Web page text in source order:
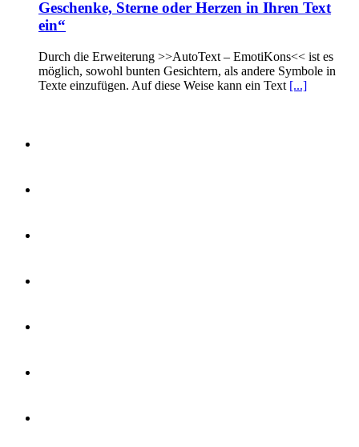
Geschenke, Sterne oder Herzen in Ihren Text
ein“
Durch die Erweiterung >>AutoText – EmotiKons<< ist es
möglich, sowohl bunten Gesichtern, als andere Symbole in
Texte einzufügen. Auf diese Weise kann ein Text [...]